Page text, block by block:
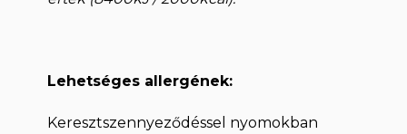
Lehetséges allergének:
Keresztszennyeződéssel nyomokban